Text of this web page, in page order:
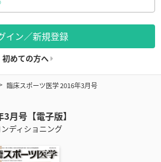
イン／新規登録
初めての方へ
臨床スポーツ医学 2016年3月号
月号【電子版】
ディショニング